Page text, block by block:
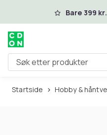
Hopp til hovedinnhold
Bare 399
Søk etter produkter
Startside Hobby &